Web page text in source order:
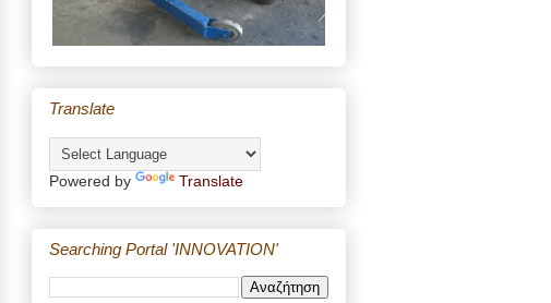
Translate
Powered by Translate
Searching Portal 'INNOVATION'